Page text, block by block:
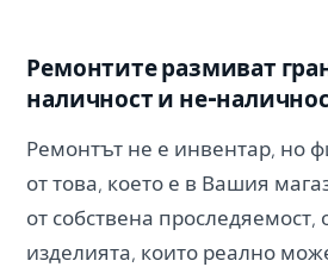
Ремонтите размиват
наличност и не-
Ремонтът не е инвентар, но
от това, което е в Вашия
от собствена проследяемост,
изделията, които реално